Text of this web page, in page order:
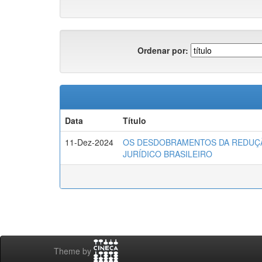
Ordenar por:
Data
Título
11-Dez-2024
OS DESDOBRAMENTOS DA
JURÍDICO BRASILEIRO
Theme by